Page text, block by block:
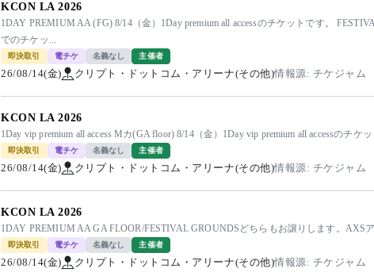
KCON LA 2026
1DAY PREMIUM AA (FG) 8/14（金）1Day premium all accessのチケットです。
でのチケッ...
即決取引 電チケ 名義なし 主催者
26/08/14(金) クリプト・ドットコム・アリーナ(その他)情報源: チケジャム
KCON LA 2026
1Day vip premium all access Mカ(GA floor) 8/14（金）1Day vip premium all accessのチケ
即決取引 電チケ 名義なし 主催者
26/08/14(金) クリプト・ドットコム・アリーナ(その他)情報源: チケジャム
KCON LA 2026
1DAY PREMIUM AA GA FLOOR/FESTIVAL GROUNDSどちらもお譲りします。AXS
即決取引 電チケ 名義なし 主催者
26/08/14(金) クリプト・ドットコム・アリーナ(その他)情報源: チケジャム